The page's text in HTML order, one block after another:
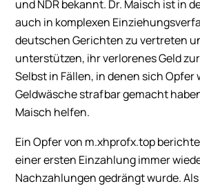
und NDR bekannt. Dr. Maisch ist in
auch in komplexen
deutschen Gerichten zu vertreten
unterstützen, ihr verlorenes Geld
Selbst in Fällen, in denen sich Opfer
Geldwäsche strafbar gemacht
Maisch helfen.
Ein Opfer von m.xhprofx.top
einer ersten Einzahlung immer
Nachzahlungen gedrängt wurde.